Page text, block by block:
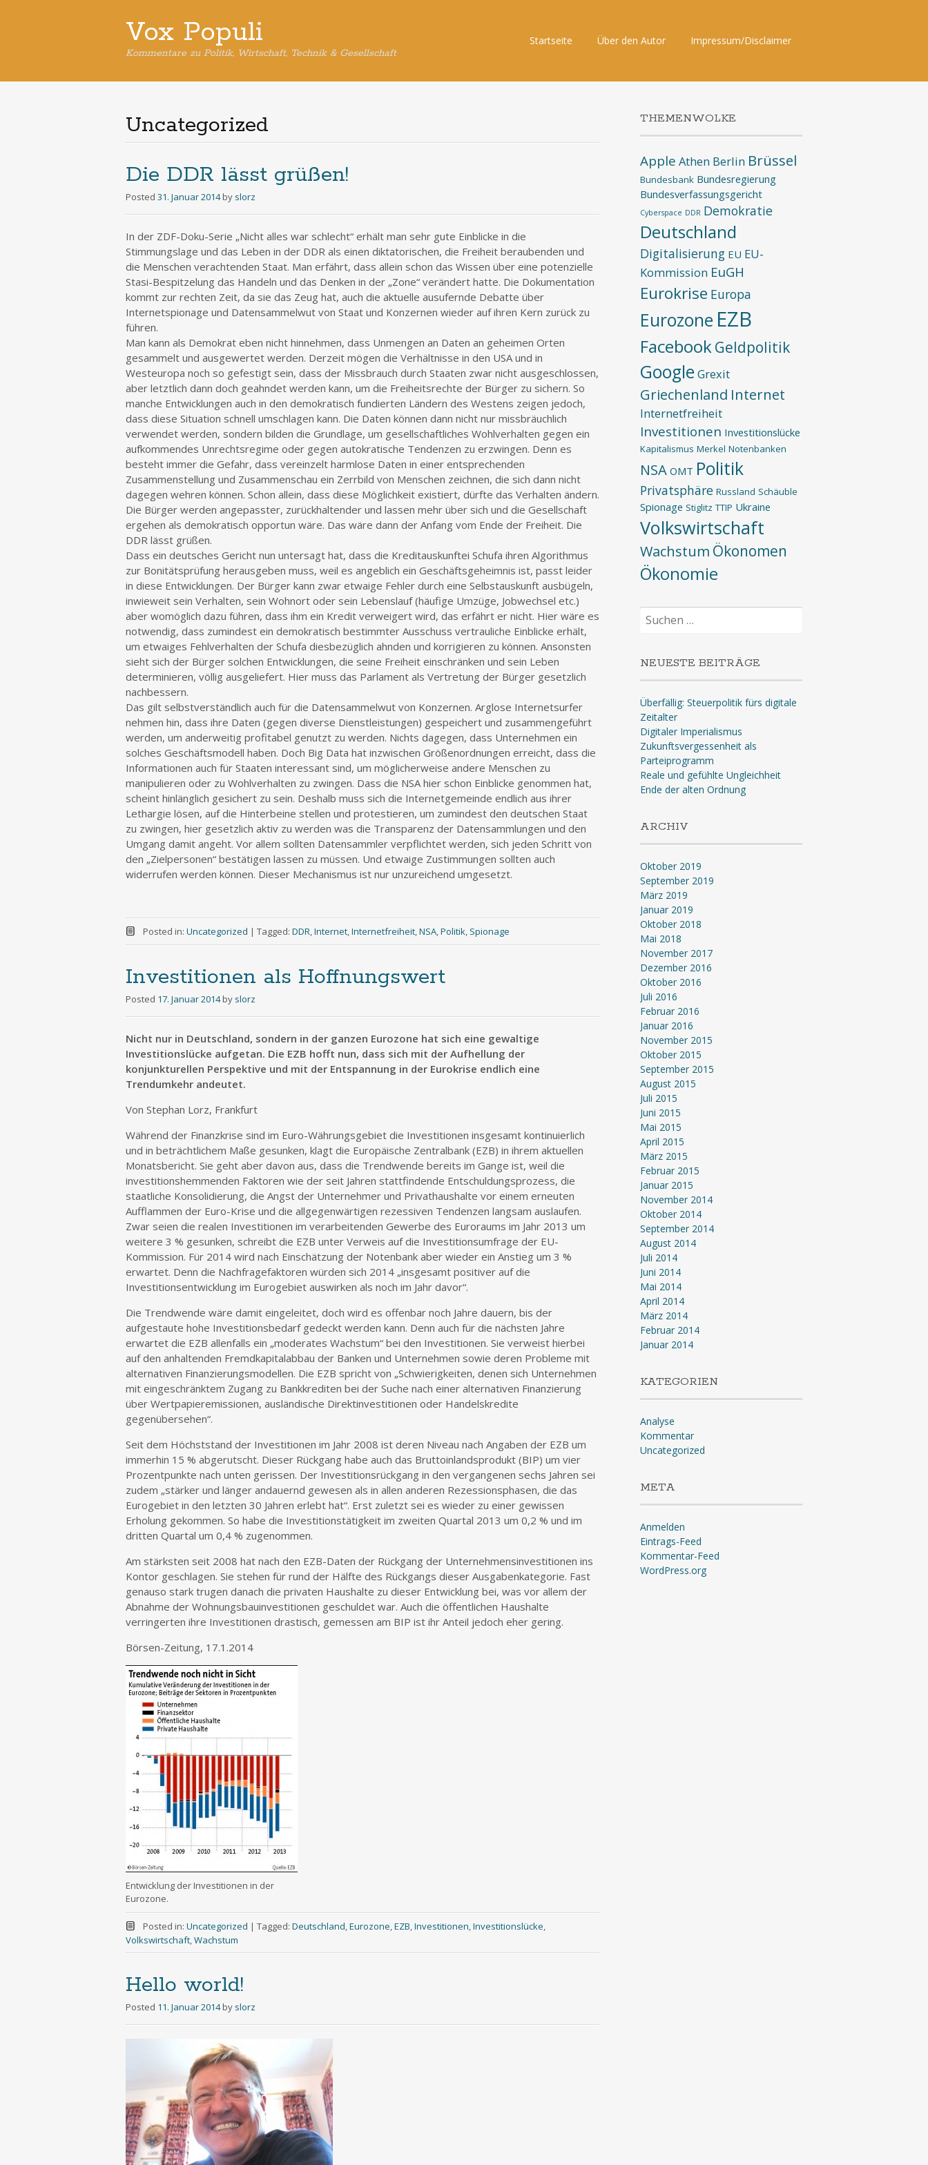
Vox Populi
Kommentare zu Politik, Wirtschaft, Technik & Gesellschaft
Skip
Startseite Über den Autor Impressum/Disclaimer
Uncategorized
Die DDR lässt grüßen!
Posted 31. Januar 2014 by slorz
In der ZDF-Doku-Serie „Nicht alles war schlecht“ erhält man sehr gute Einblicke in die
Stimmungslage und das Leben in der DDR als einen diktatorischen, die Freiheit beraubenden und
die Menschen verachtenden Staat. Man erfährt, dass allein schon das Wissen über eine potenzielle
Stasi-Bespitzelung das Handeln und das Denken in der „Zone“ verändert hatte. Die Dokumentation
kommt zur rechten Zeit, da sie das Zeug hat, auch die aktuelle ausufernde Debatte über
Internetspionage und Datensammelwut von Staat und Konzernen wieder auf ihren Kern zurück zu
führen.
Man kann als Demokrat eben nicht hinnehmen, dass Unmengen an Daten an geheimen Orten
gesammelt und ausgewertet werden. Derzeit mögen die Verhältnisse in den USA und in
Westeuropa noch so gefestigt sein, dass der Missbrauch durch Staaten zwar nicht ausgeschlossen,
aber letztlich dann doch geahndet werden kann, um die Freiheitsrechte der Bürger zu sichern. So
manche Entwicklungen auch in den demokratisch fundierten Ländern des Westens zeigen jedoch,
dass diese Situation schnell umschlagen kann. Die Daten können dann nicht nur missbräuchlich
verwendet werden, sondern bilden die Grundlage, um gesellschaftliches Wohlverhalten gegen ein
aufkommendes Unrechtsregime oder gegen autokratische Tendenzen zu erzwingen. Denn es
besteht immer die Gefahr, dass vereinzelt harmlose Daten in einer entsprechenden
Zusammenstellung und Zusammenschau ein Zerrbild von Menschen zeichnen, die sich dann nicht
dagegen wehren können. Schon allein, dass diese Möglichkeit existiert, dürfte das Verhalten ändern.
Die Bürger werden angepasster, zurückhaltender und lassen mehr über sich und die Gesellschaft
ergehen als demokratisch opportun wäre. Das wäre dann der Anfang vom Ende der Freiheit. Die
DDR lässt grüßen.
Dass ein deutsches Gericht nun untersagt hat, dass die Kreditauskunftei Schufa ihren Algorithmus
zur Bonitätsprüfung herausgeben muss, weil es angeblich ein Geschäftsgeheimnis ist, passt leider
in diese Entwicklungen. Der Bürger kann zwar etwaige Fehler durch eine Selbstauskunft ausbügeln,
inwieweit sein Verhalten, sein Wohnort oder sein Lebenslauf (häufige Umzüge, Jobwechsel etc.)
aber womöglich dazu führen, dass ihm ein Kredit verweigert wird, das erfährt er nicht. Hier wäre es
notwendig, dass zumindest ein demokratisch bestimmter Ausschuss vertrauliche Einblicke erhält,
um etwaiges Fehlverhalten der Schufa diesbezüglich ahnden und korrigieren zu können. Ansonsten
sieht sich der Bürger solchen Entwicklungen, die seine Freiheit einschränken und sein Leben
determinieren, völlig ausgeliefert. Hier muss das Parlament als Vertretung der Bürger gesetzlich
nachbessern.
Das gilt selbstverständlich auch für die Datensammelwut von Konzernen. Arglose Internetsurfer
nehmen hin, dass ihre Daten (gegen diverse Dienstleistungen) gespeichert und zusammengeführt
werden, um anderweitig profitabel genutzt zu werden. Nichts dagegen, dass Unternehmen ein
solches Geschäftsmodell haben. Doch Big Data hat inzwischen Größenordnungen erreicht, dass die
Informationen auch für Staaten interessant sind, um möglicherweise andere Menschen zu
manipulieren oder zu Wohlverhalten zu zwingen. Dass die NSA hier schon Einblicke genommen hat,
scheint hinlänglich gesichert zu sein. Deshalb muss sich die Internetgemeinde endlich aus ihrer
Lethargie lösen, auf die Hinterbeine stellen und protestieren, um zumindest den deutschen Staat
zu zwingen, hier gesetzlich aktiv zu werden was die Transparenz der Datensammlungen und den
Umgang damit angeht. Vor allem sollten Datensammler verpflichtet werden, sich jeden Schritt von
den „Zielpersonen“ bestätigen lassen zu müssen. Und etwaige Zustimmungen sollten auch
widerrufen werden können. Dieser Mechanismus ist nur unzureichend umgesetzt.
Posted in: Uncategorized | Tagged: DDR,Internet,Internetfreiheit,NSA,Politik, Spionage
Investitionen als Hoffnungswert
Posted 17. Januar 2014 by slorz
Nicht nur in Deutschland, sondern in der ganzen Eurozone hat sich eine gewaltige
Investitionslücke aufgetan. Die EZB hofft nun, dass sich mit der Aufhellung der
konjunkturellen Perspektive und mit der Entspannung in der Eurokrise endlich eine
Trendumkehr andeutet.
Von Stephan Lorz, Frankfurt
Während der Finanzkrise sind im Euro-Währungsgebiet die Investitionen insgesamt kontinuierlich
und in beträchtlichem Maße gesunken, klagt die Europäische Zentralbank (EZB) in ihrem aktuellen
Monatsbericht. Sie geht aber davon aus, dass die Trendwende bereits im Gange ist, weil die
investitionshemmenden Faktoren wie der seit Jahren stattfindende Entschuldungsprozess, die
staatliche Konsolidierung, die Angst der Unternehmer und Privathaushalte vor einem erneuten
Aufflammen der Euro-Krise und die allgegenwärtigen rezessiven Tendenzen langsam auslaufen.
Zwar seien die realen Investitionen im verarbeitenden Gewerbe des Euroraums im Jahr 2013 um
weitere 3 % gesunken, schreibt die EZB unter Verweis auf die Investitionsumfrage der EU-
Kommission. Für 2014 wird nach Einschätzung der Notenbank aber wieder ein Anstieg um 3 %
erwartet. Denn die Nachfragefaktoren würden sich 2014 „insgesamt positiver auf die
Investitionsentwicklung im Eurogebiet auswirken als noch im Jahr davor“.
Die Trendwende wäre damit eingeleitet, doch wird es offenbar noch Jahre dauern, bis der
aufgestaute hohe Investitionsbedarf gedeckt werden kann. Denn auch für die nächsten Jahre
erwartet die EZB allenfalls ein „moderates Wachstum“ bei den Investitionen. Sie verweist hierbei
auf den anhaltenden Fremdkapitalabbau der Banken und Unternehmen sowie deren Probleme mit
alternativen Finanzierungsmodellen. Die EZB spricht von „Schwierigkeiten, denen sich Unternehmen
mit eingeschränktem Zugang zu Bankkrediten bei der Suche nach einer alternativen Finanzierung
über Wertpapieremissionen, ausländische Direktinvestitionen oder Handelskredite
gegenübersehen“.
Seit dem Höchststand der Investitionen im Jahr 2008 ist deren Niveau nach Angaben der EZB um
immerhin 15 % abgerutscht. Dieser Rückgang habe auch das Bruttoinlandsprodukt (BIP) um vier
Prozentpunkte nach unten gerissen. Der Investitionsrückgang in den vergangenen sechs Jahren sei
zudem „stärker und länger andauernd gewesen als in allen anderen Rezessionsphasen, die das
Eurogebiet in den letzten 30 Jahren erlebt hat“. Erst zuletzt sei es wieder zu einer gewissen
Erholung gekommen. So habe die Investitionstätigkeit im zweiten Quartal 2013 um 0,2 % und im
dritten Quartal um 0,4 % zugenommen.
Am stärksten seit 2008 hat nach den EZB-Daten der Rückgang der Unternehmensinvestitionen ins
Kontor geschlagen. Sie stehen für rund der Hälfte des Rückgangs dieser Ausgabenkategorie. Fast
genauso stark trugen danach die privaten Haushalte zu dieser Entwicklung bei, was vor allem der
Abnahme der Wohnungsbauinvestitionen geschuldet war. Auch die öffentlichen Haushalte
verringerten ihre Investitionen drastisch, gemessen am BIP ist ihr Anteil jedoch eher gering.
Börsen-Zeitung, 17.1.2014
Entwicklung der Investitionen in der
Eurozone.
Posted in: Uncategorized | Tagged: Deutschland,Eurozone,EZB,Investitionen,Investitionslücke,
Volkswirtschaft,Wachstum
Hello world!
Posted 11. Januar 2014 by slorz
THEMENWOLKE
Apple Athen Berlin Brüssel
Bundesbank Bundesregierung
Bundesverfassungsgericht
Cyberspace DDR Demokratie
Deutschland
Digitalisierung EU EU-
Kommission EuGH
Eurokrise Europa
Eurozone EZB
FacebookGeldpolitik
Google Grexit
Griechenland Internet
Internetfreiheit
Investitionen Investitionslücke
Kapitalismus Merkel Notenbanken
NSA OMT Politik
Privatsphäre Russland Schäuble
Spionage Stiglitz TTIP Ukraine
Volkswirtschaft
Wachstum Ökonomen
Ökonomie
Suchen
nach:
NEUESTE BEITRÄGE
Überfällig: Steuerpolitik fürs digitale
Zeitalter
Digitaler Imperialismus
Zukunftsvergessenheit als
Parteiprogramm
Reale und gefühlte Ungleichheit
Ende der alten Ordnung
ARCHIV
Oktober 2019
September 2019
März 2019
Januar 2019
Oktober 2018
Mai 2018
November 2017
Dezember 2016
Oktober 2016
Juli 2016
Februar 2016
Januar 2016
November 2015
Oktober 2015
September 2015
August 2015
Juli 2015
Juni 2015
Mai 2015
April 2015
März 2015
Februar 2015
Januar 2015
November 2014
Oktober 2014
September 2014
August 2014
Juli 2014
Juni 2014
Mai 2014
April 2014
März 2014
Februar 2014
Januar 2014
KATEGORIEN
Analyse
Kommentar
Uncategorized
META
Anmelden
Eintrags-Feed
Kommentar-Feed
WordPress.org